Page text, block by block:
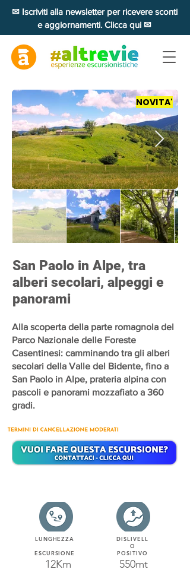
✉ Iscriviti alla newsletter per ricevere sconti
e aggiornamenti. Clicca qui ✉
NOVITA'
San Paolo in Alpe, tra
alberi secolari, alpeggi e
panorami
Alla scoperta della parte romagnola del
Parco Nazionale delle Foreste
Casentinesi: camminando tra gli alberi
secolari della Valle del Bidente, fino a
San Paolo in Alpe, prateria alpina con
pascoli e panorami mozzafiato a 360
gradi.
LUNGHEZZA
ESCURSIONE
12Km
DISLIVELL
O
POSITIVO
550mt